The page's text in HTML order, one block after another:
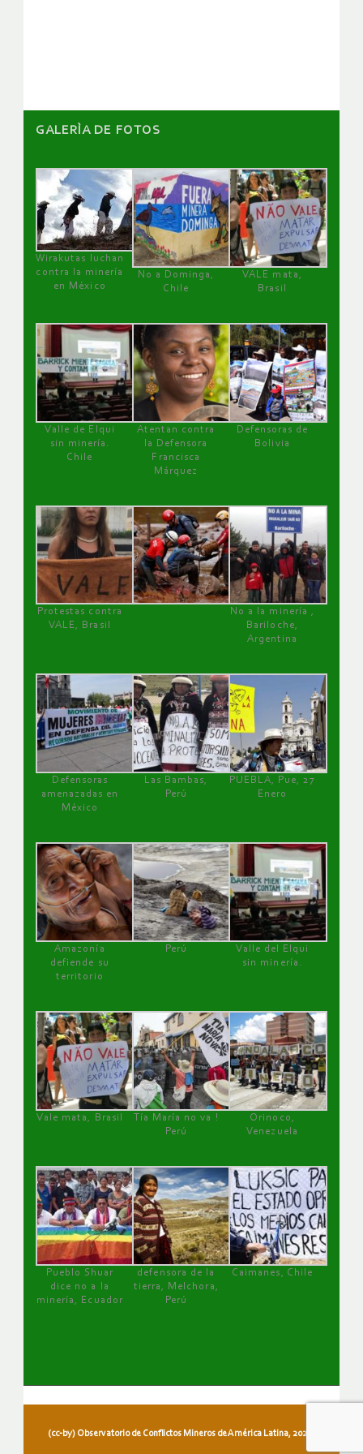
GALERÌA DE FOTOS
Wirakutas luchan
contra la minería
en México
No a Dominga,
Chile
VALE mata,
Brasil
Valle de Elqui
sin minería.
Chile
Atentan contra
la Defensora
Francisca
Márquez
Defensoras de
Bolivia
Protestas contra
VALE, Brasil
No a la minería ,
Bariloche,
Argentina
Defensoras
amenazadas en
México
Las Bambas,
Perú
PUEBLA, Pue, 27
Enero
Amazonía
defiende su
territorio
Perú
Valle del Elqui
sin minería.
Vale mata, Brasil
Tía María no va !
Perú
Orinoco,
Venezuela
Pueblo Shuar
dice no a la
minería, Ecuador
defensora de la
tierra, Melchora,
Perú
Caimanes, Chile
(cc-by) Observatorio de Conflictos Mineros de América Latina, 2026